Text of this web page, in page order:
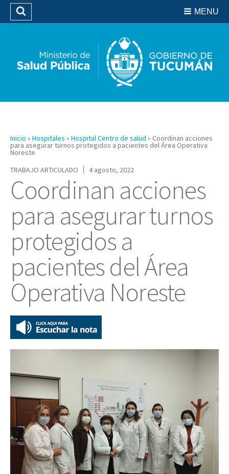
Biblioteca
MENU
Buscar
Inicio » Hospitales » Hospital Centro de salud » Coordinan acciones
para asegurar turnos protegidos a pacientes del Área Operativa
Noreste
TRABAJO ARTICULADO
4 agosto, 2022
Coordinan acciones
para asegurar turnos
protegidos a
pacientes del Área
Operativa Noreste